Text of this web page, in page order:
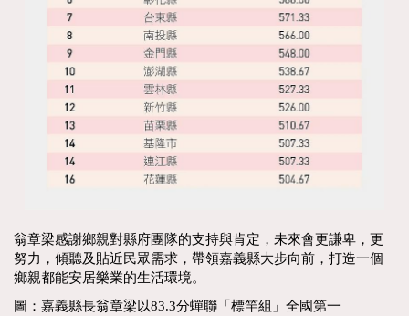
翁章梁感謝鄉親對縣府團隊的支持與肯定，未來會更謙卑，更
努力，傾聽及貼近民眾需求，帶領嘉義縣大步向前，打造一個
鄉親都能安居樂業的生活環境。
圖：嘉義縣長翁章梁以83.3分蟬聯「標竿組」全國第一